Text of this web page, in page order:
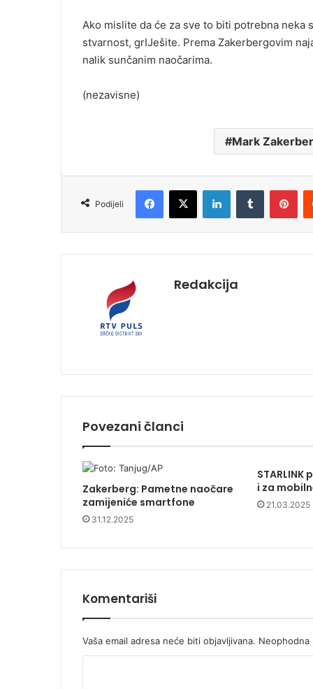
Ako mislite da će za sve to biti potrebna neka
stvarnost, grIJešite. Prema Zakerbergovim
nalik sunčanim naočarima.
(nezavisne)
Mark
Podijeli
Redakcija
Povezani članci
Zakerberg: Pametne naočare
zamijeniće smartfone
31.12.2025
i za
21.03.2025
Komentariši
Vaša email adresa neće biti objavljivana. Neophodna